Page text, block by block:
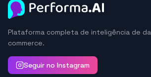
Plataforma completa de inteligência de
commerce.
Seguir no Instagram